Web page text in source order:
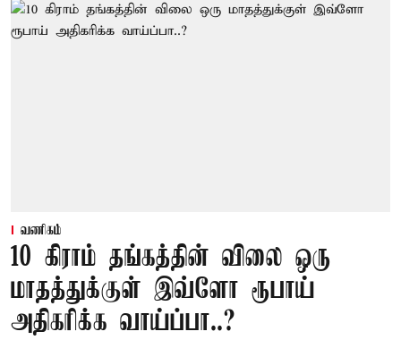
வணிகம்
10 கிராம் தங்கத்தின் விலை ஒரு
மாதத்துக்குள் இவ்ளோ ரூபாய்
அதிகரிக்க வாய்ப்பா..?